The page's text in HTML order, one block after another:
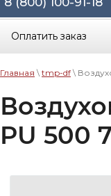
Оплатить заказ
Главная \ tmp-df \
PU 500